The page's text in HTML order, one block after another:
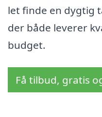
let finde en dygtig
der både leverer
budget.
Få tilbud, gratis